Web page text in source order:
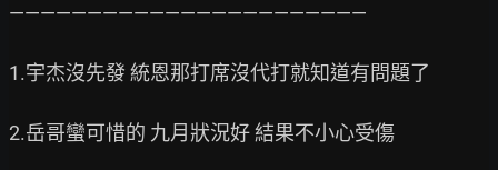
———————————————————————
1.宇杰沒先發 統恩那打席沒代打就知道有問題了
2.岳哥蠻可惜的 九月狀況好 結果不小心受傷